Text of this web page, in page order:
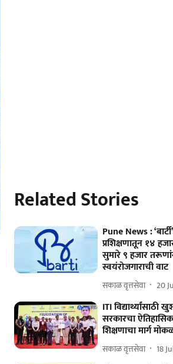
Related Stories
Pune News :
प्रशिक्षणातून १४
सुमारे ९ हजार
स्वयंरोजगाराची वाट
सकाळ वृत्तसेवा 20
ITI विद्यार्थ्यांसाठी
सरकारचा
शिक्षणाचा मार्ग
सकाळ वृत्तसेवा 18